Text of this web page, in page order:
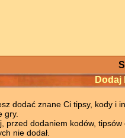
Dodaj
dodać znane Ci tipsy, kody i
gry.
przed dodaniem kodów,
nie dodał.